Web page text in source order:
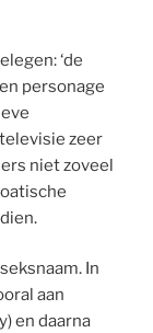
‘de
personage
zeer
niet zoveel
In
aan
en daarna